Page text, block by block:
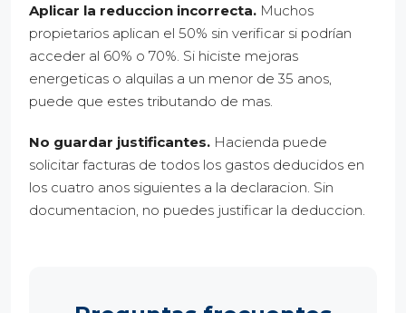
Aplicar la reduccion incorrecta. Muchos
propietarios aplican el 50% sin verificar si podrían
acceder al 60% o 70%. Si hiciste mejoras
energeticas o alquilas a un menor de 35 anos,
puede que estes tributando de mas.
No guardar justificantes. Hacienda puede
solicitar facturas de todos los gastos deducidos en
los cuatro anos siguientes a la declaracion. Sin
documentacion, no puedes justificar la deduccion.